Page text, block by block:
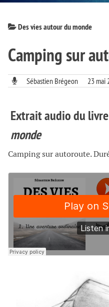
Des vies autour du monde
Camping sur
Sébastien Brégeon 23 mai
Extrait audio du livre
monde
Camping sur autoroute.